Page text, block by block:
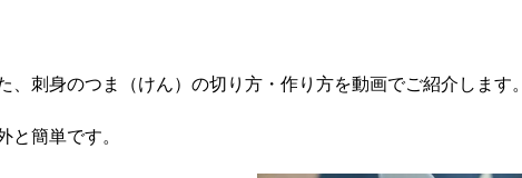
、刺身のつま（けん）の切り方・作り方を動画でご紹介します。
と簡単です。